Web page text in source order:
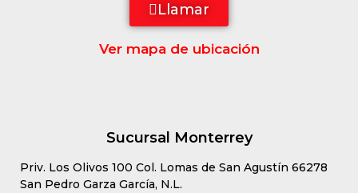
Llamar
Ver mapa de ubicación
Sucursal Monterrey
Priv. Los Olivos 100 Col. Lomas de San Agustín 66278
San Pedro Garza García, N.L.